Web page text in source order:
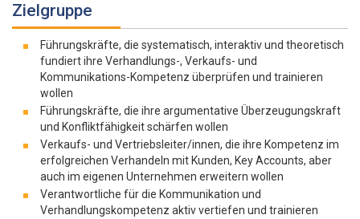
Zielgruppe
Führungskräfte, die systematisch, interaktiv und theoretisch
fundiert ihre Verhandlungs-, Verkaufs- und
Kommunikations-Kompetenz überprüfen und trainieren
wollen
Führungskräfte, die ihre argumentative Überzeugungskraft
und Konfliktfähigkeit schärfen wollen
Verkaufs- und Vertriebsleiter/innen, die ihre Kompetenz im
erfolgreichen Verhandeln mit Kunden, Key Accounts, aber
auch im eigenen Unternehmen erweitern wollen
Verantwortliche für die Kommunikation und
Verhandlungskompetenz aktiv vertiefen und trainieren